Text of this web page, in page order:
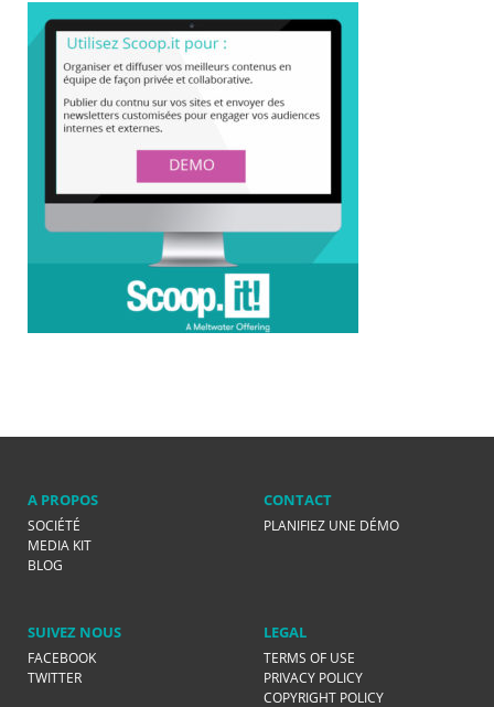
A PROPOS
SOCIÉTÉ
MEDIA KIT
BLOG
CONTACT
PLANIFIEZ UNE DÉMO
SUIVEZ NOUS
FACEBOOK
TWITTER
LEGAL
TERMS OF USE
PRIVACY POLICY
COPYRIGHT POLICY